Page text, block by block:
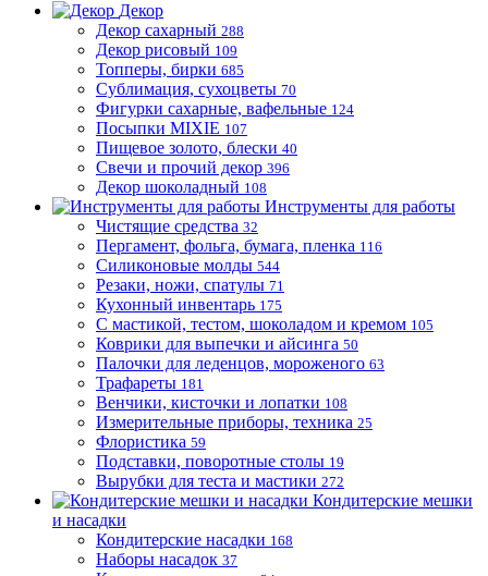
Декор
Декор сахарный 288
Декор рисовый 109
Топперы, бирки 685
Сублимация, сухоцветы 70
Фигурки сахарные, вафельные 124
Посыпки MIXIE 107
Пищевое золото, блески 40
Свечи и прочий декор 396
Декор шоколадный 108
Инструменты для работы
Чистящие средства 32
Пергамент, фольга, бумага, пленка 116
Силиконовые молды 544
Резаки, ножи, спатулы 71
Кухонный инвентарь 175
С мастикой, тестом, шоколадом и кремом 105
Коврики для выпечки и айсинга 50
Палочки для леденцов, мороженого 63
Трафареты 181
Венчики, кисточки и лопатки 108
Измерительные приборы, техника 25
Флористика 59
Подставки, поворотные столы 19
Вырубки для теста и мастики 272
Кондитерские мешки
и насадки
Кондитерские насадки 168
Наборы насадок 37